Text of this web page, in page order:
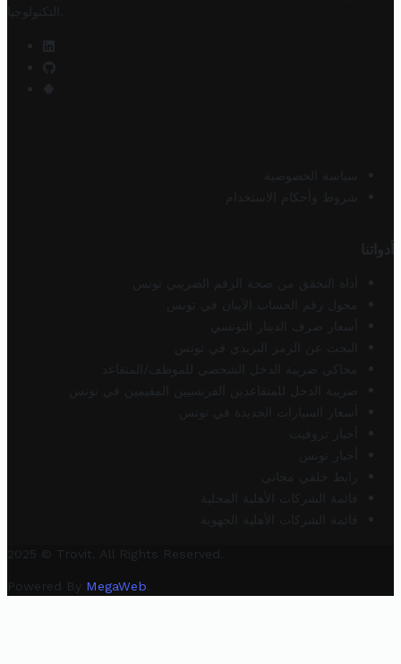
التكنولوجيا
سياسة الخصوصية
شروط وأحكام الاستخدام
أدواتنا
أداة التحقق من صحة الرقم الضريبي تونس
محول رقم الحساب الآيبان في تونس
أسعار صرف الدينار التونسي
البحث عن الرمز البريدي في تونس
محاكي ضريبة الدخل الشخصي للموظف/المتقاعد
ضريبة الدخل للمتقاعدين الفرنسيين المقيمين في تونس
أسعار السيارات الجديدة في تونس
أخبار تروفيت
أخبار تونس
رابط خلفي مجاني
قائمة الشركات الأهلية المحلية
قائمة الشركات الأهلية الجهوية
2025 © Trovit. All Rights Reserved.
Powered By MegaWeb